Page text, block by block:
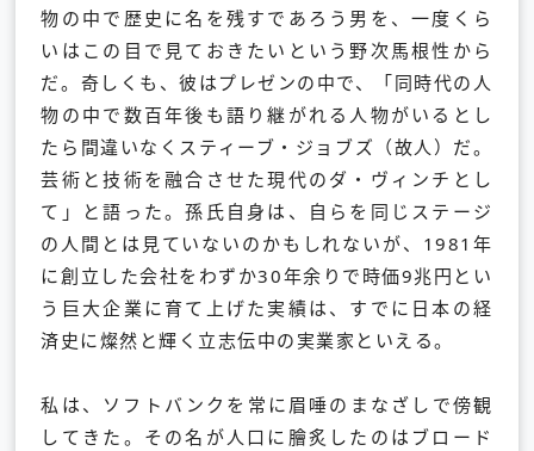
物の中で歴史に名を残すであろう男を、一度くら
いはこの目で見ておきたいという野次馬根性から
だ。奇しくも、彼はプレゼンの中で、「同時代の人
物の中で数百年後も語り継がれる人物がいるとし
たら間違いなくスティーブ・ジョブズ（故人）だ。
芸術と技術を融合させた現代のダ・ヴィンチとし
て」と語った。孫氏自身は、自らを同じステージ
の人間とは見ていないのかもしれないが、1981年
に創立した会社をわずか30年余りで時価9兆円とい
う巨大企業に育て上げた実績は、すでに日本の経
済史に燦然と輝く立志伝中の実業家といえる。
私は、ソフトバンクを常に眉唾のまなざしで傍観
してきた。その名が人口に膾炙したのはブロード